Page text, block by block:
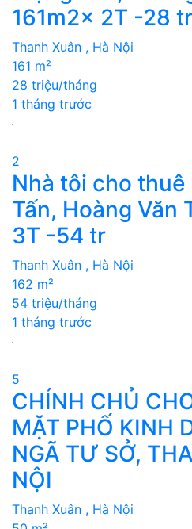
161m2x 2T -28 tr
Thanh Xuân , Hà Nội
161 m²
28 triệu/tháng
1 tháng trước
2
Nhà tôi cho thuê
Tấn, Hoàng Văn
3T -54 tr
Thanh Xuân , Hà Nội
162 m²
54 triệu/tháng
1 tháng trước
5
CHÍNH CHỦ
MẶT PHỐ KINH
NGÃ TƯ SỞ,
NỘI
Thanh Xuân , Hà Nội